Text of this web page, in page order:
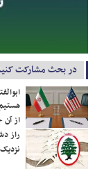
در بحث مشارکت
از
راز